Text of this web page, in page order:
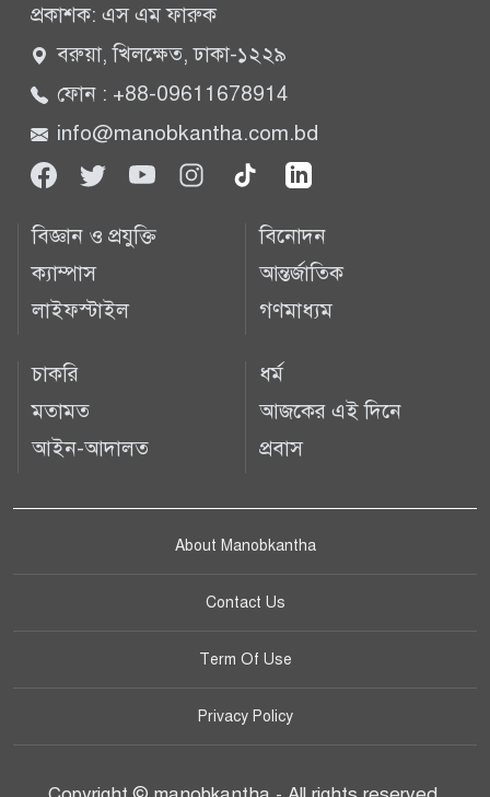
প্রকাশক: এস এম ফারুক
বরুয়া, খিলক্ষেত, ঢাকা-১২২৯
ফোন : +88-09611678914
info@manobkantha.com.bd
বিজ্ঞান ও প্রযুক্তি
ক্যাম্পাস
লাইফস্টাইল
বিনোদন
আন্তর্জাতিক
গণমাধ্যম
চাকরি
মতামত
আইন-আদালত
ধর্ম
আজকের এই দিনে
প্রবাস
About Manobkantha
Contact Us
Term Of Use
Privacy Policy